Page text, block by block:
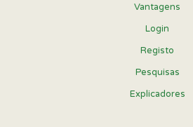
Vantagens
Login
Registo
Pesquisas
Explicadores